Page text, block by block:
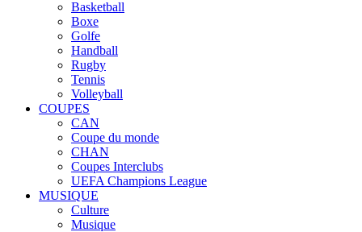
Basketball
Boxe
Golfe
Handball
Rugby
Tennis
Volleyball
COUPES
CAN
Coupe du monde
CHAN
Coupes Interclubs
UEFA Champions League
MUSIQUE
Culture
Musique